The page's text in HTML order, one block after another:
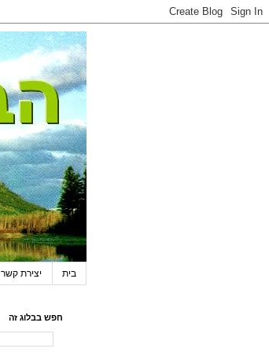
בית יצירת קשר
חפש בבלוג זה